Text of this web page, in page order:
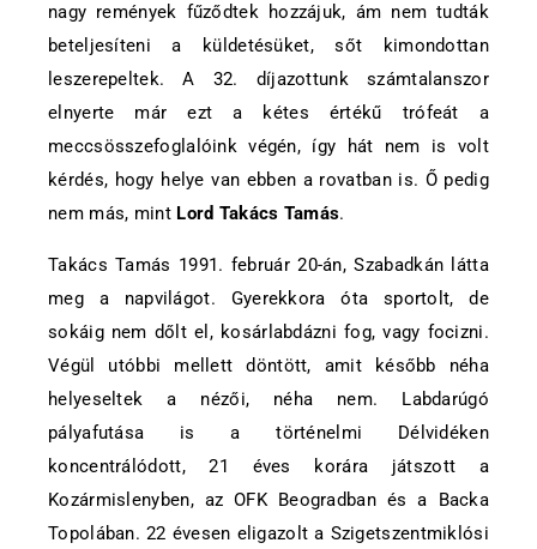
nagy remények fűződtek hozzájuk, ám nem tudták
beteljesíteni a küldetésüket, sőt kimondottan
leszerepeltek. A 32. díjazottunk számtalanszor
elnyerte már ezt a kétes értékű trófeát a
meccsösszefoglalóink végén, így hát nem is volt
kérdés, hogy helye van ebben a rovatban is. Ő pedig
nem más, mint Lord Takács Tamás.
Takács Tamás 1991. február 20-án, Szabadkán látta
meg a napvilágot. Gyerekkora óta sportolt, de
sokáig nem dőlt el, kosárlabdázni fog, vagy focizni.
Végül utóbbi mellett döntött, amit később néha
helyeseltek a nézői, néha nem. Labdarúgó
pályafutása is a történelmi Délvidéken
koncentrálódott, 21 éves korára játszott a
Kozármislenyben, az OFK Beogradban és a Backa
Topolában. 22 évesen eligazolt a Szigetszentmiklósi